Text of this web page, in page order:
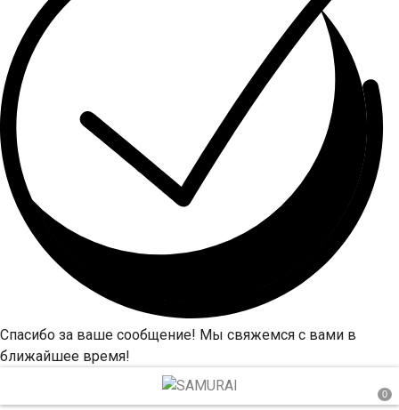
Спасибо за ваше сообщение! Мы свяжемся с вами в
ближайшее время!